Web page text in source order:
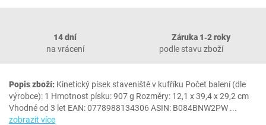
14 dní
na vrácení
Záruka 1‐2 roky
podle stavu zboží
Popis zboží: Kinetický písek staveniště v kufříku Počet balení (dle
výrobce): 1 Hmotnost písku: 907 g Rozměry: 12,1 x 39,4 x 29,2 cm
Vhodné od 3 let EAN: 0778988134306 ASIN: B084BNW2PW ...
zobrazit více